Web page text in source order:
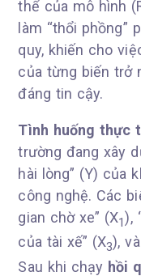
thể của mô hình
làm “thổi phồng”
quy, khiến cho
của từng biến trở
đáng tin cậy.
Tình huống thực
trường đang xây
hài lòng” (Y) của
công nghệ. Các
gian chờ xe” (X1),
của tài xế” (X3),
Sau khi chạy hồi